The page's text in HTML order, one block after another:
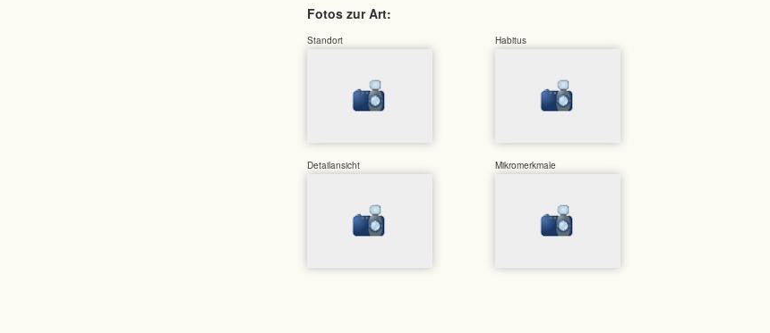
Fotos zur Art:
Standort Habitus
Detailansicht Mikromerkmale